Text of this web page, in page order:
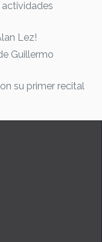
actividades
Lez!
Guillermo
su primer recital